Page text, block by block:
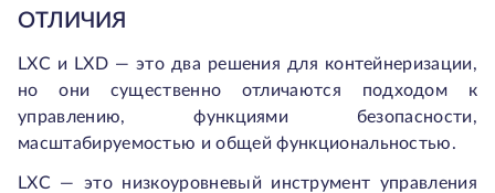
ОТЛИЧИЯ
LXC и LXD — это два решения для контейнеризации,
но они существенно отличаются подходом к
управлению, функциями безопасности,
масштабируемостью и общей функциональностью.
LXC — это низкоуровневый инструмент управления